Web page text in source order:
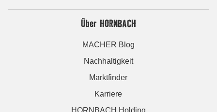
Über HORNBACH
MACHER Blog
Nachhaltigkeit
Marktfinder
Karriere
HORNBACH Holding